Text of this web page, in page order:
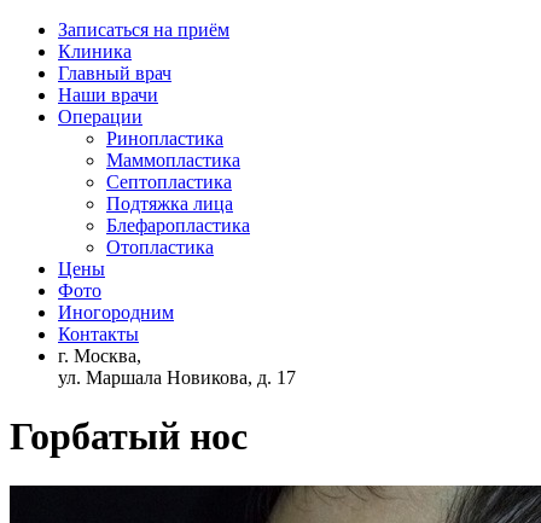
Записаться на приём
Клиника
Главный врач
Наши врачи
Операции
Ринопластика
Маммопластика
Септопластика
Подтяжка лица
Блефаропластика
Отопластика
Цены
Фото
Иногородним
Контакты
г. Москва,
ул. Маршала Новикова, д. 17
Горбатый нос